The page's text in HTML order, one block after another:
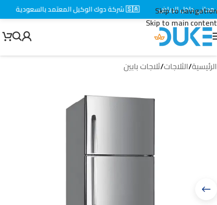
Skip to navigation
Skip to main content
الرئيسية/الثلاجات/ثلاجات بابين
داخل الرياض 🇸🇦 شركة دوك الوكيل المعتمد بالسعودية